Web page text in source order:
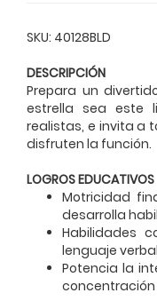
SKU: 40128BLD
DESCRIPCIÓN
Prepara un
estrella sea este
realistas, e invita a
disfruten la función.
LOGROS EDUCATIVOS
Motricidad
desarrolla
Habilidades
lenguaje
Potencia la